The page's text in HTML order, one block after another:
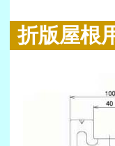
折版屋根